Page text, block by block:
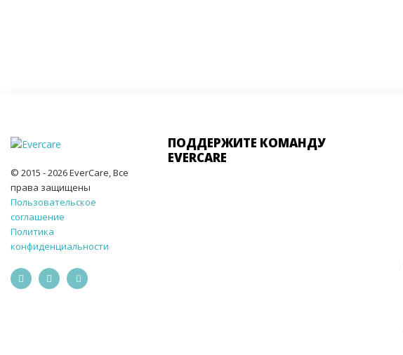
© 2015 - 2026 EverCare, Все
права защищены
Пользовательское
соглашение
Политика
конфиденциальности
ПОДДЕРЖИТЕ КОМАНДУ
EVERCARE